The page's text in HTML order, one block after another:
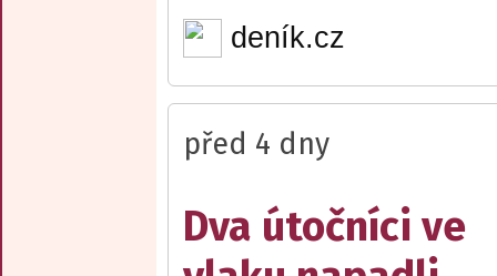
deník.cz
před 4 dny
Dva útočníci ve